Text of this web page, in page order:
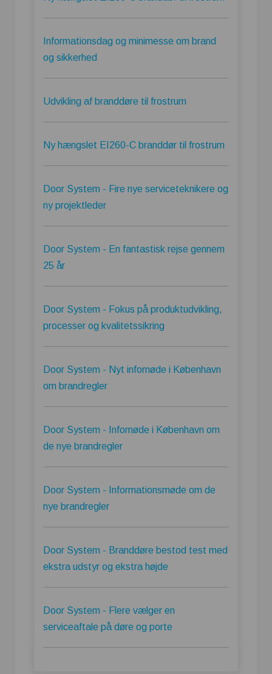
Informationsdag og minimesse om brand
og sikkerhed
Udvikling af branddøre til frostrum
Ny hængslet EI260-C branddør til frostrum
Door System - Fire nye serviceteknikere og
ny projektleder
Door System - En fantastisk rejse gennem
25 år
Door System - Fokus på produktudvikling,
processer og kvalitetssikring
Door System - Nyt infomøde i København
om brandregler
Door System - Infomøde i København om
de nye brandregler
Door System - Informationsmøde om de
nye brandregler
Door System - Branddøre bestod test med
ekstra udstyr og ekstra højde
Door System - Flere vælger en
serviceaftale på døre og porte